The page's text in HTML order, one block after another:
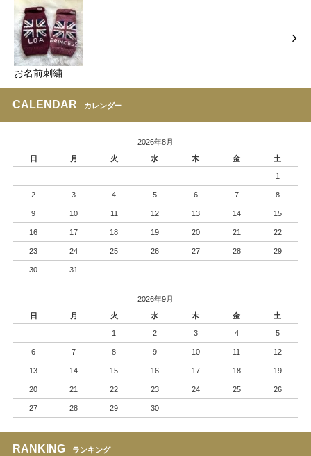
お名前刺繍
CALENDAR カレンダー
2026年8月
日
月 火 水 木 金 土
1
2 3 4 5 6 7 8
9 10 11 12 13 14 15
16 17 18 19 20 21 22
23 24 25 26 27 28 29
30 31
2026年9月
日
月 火 水 木 金 土
1 2 3 4 5
6 7 8 9 10 11 12
13 14 15 16 17 18 19
20 21 22 23 24 25 26
27 28 29 30
RANKING ランキング